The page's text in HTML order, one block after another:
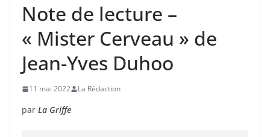
Note de lecture –
« Mister Cerveau » de
Jean-Yves Duhoo
11 mai 2022 La Rédaction
par La Griffe